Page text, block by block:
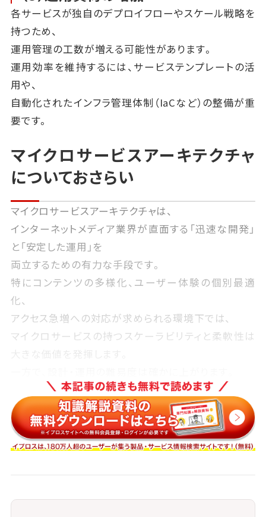
各サービスが独自のデプロイフローやスケール戦略を
持つため、
運用管理の工数が増える可能性があります。
運用効率を維持するには、サービステンプレートの活
用や、
自動化されたインフラ管理体制（IaCなど）の整備が重
要です。
マイクロサービスアーキテクチャ
についておさらい
マイクロサービスアーキテクチャは、
インターネットメディア業界が直面する「迅速な開発」
と「安定した運用」を
両立するための有力な手段です。
特にコンテンツの多様化、ユーザー体験の個別最適
化、
アクセス急増への対応が求められる環境下では、
マイクロサービスの持つスケーラビリティと柔軟性は
そのため、導入前には十分な要件定義と運用設計を行
い、
自社の規模や開発体制に適した実装方針を検討する
ことが不可欠です。
ば、
メディアビジネスのスピードと安定性は確実に向上す